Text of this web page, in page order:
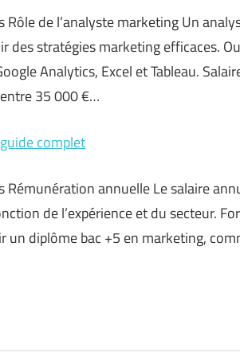
Rôle de l’analyste marketing Un
des stratégies marketing efficaces.
Analytics, Excel et Tableau.
35 000 €…
complet
Rémunération annuelle Le salaire
de l’expérience et du secteur.
diplôme bac +5 en marketing,